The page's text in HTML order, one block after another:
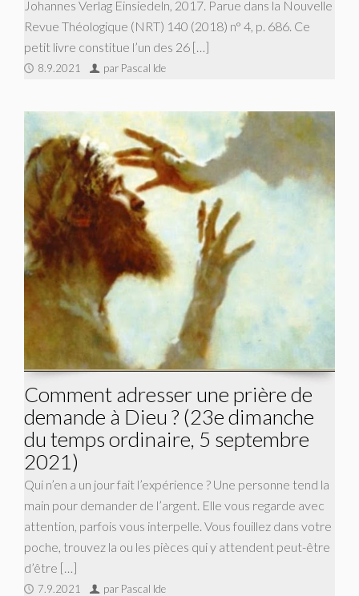
Johannes Verlag Einsiedeln, 2017. Parue dans la Nouvelle
Revue Théologique (NRT) 140 (2018) n° 4, p. 686. Ce
petit livre constitue l’un des 26 […]
8.9.2021 par Pascal Ide
Comment adresser une prière de
demande à Dieu ? (23e dimanche
du temps ordinaire, 5 septembre
2021)
Qui n’en a un jour fait l’expérience ? Une personne tend la
main pour demander de l’argent. Elle vous regarde avec
attention, parfois vous interpelle. Vous fouillez dans votre
poche, trouvez la ou les pièces qui y attendent peut-être
d’être […]
7.9.2021 par Pascal Ide